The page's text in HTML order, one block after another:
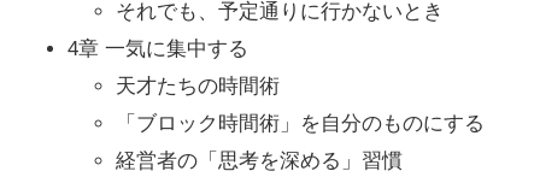
それでも、予定通りに行かないとき
4章 一気に集中する
天才たちの時間術
「ブロック時間術」を自分のものにする
経営者の「思考を深める」習慣